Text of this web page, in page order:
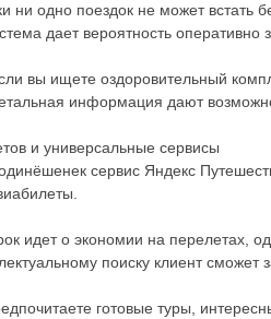
ни одно поездок не может встать
дает вероятность оперативно
вы ищете оздоровительный
информация дают
и универсальные сервисы
сервис Яндекс
идет о экономии на перелетах,
поиску клиент
готовые туры,